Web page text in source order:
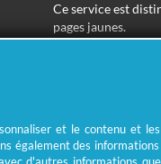
Ce service est
pages jaunes.
Les informations
nom ou un métier.
Enfin, l'annuaire
et le contenu et
également des